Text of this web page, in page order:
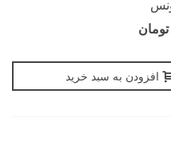
افزودن به سبد خرید